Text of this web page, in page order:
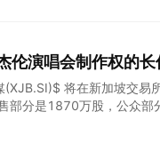
的业务，但当然，它们不
伦演唱会制作权的
(XJB.SI)$ 将在新加坡交
部分是1870万股，公众部